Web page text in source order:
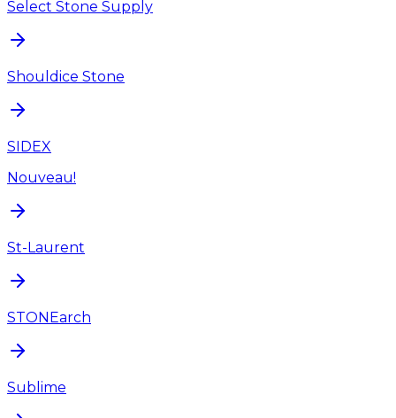
Select Stone Supply
Shouldice Stone
SIDEX
Nouveau!
St-Laurent
STONEarch
Sublime